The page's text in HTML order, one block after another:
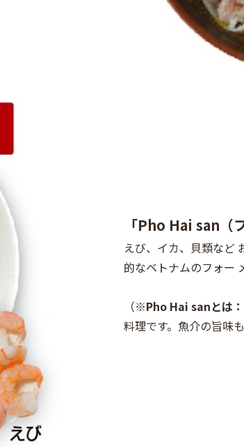
「Pho Hai san（
えび、イカ、貝類など
的なベトナムのフォー
（※Pho Hai sanとは：
料理です。魚介の旨味